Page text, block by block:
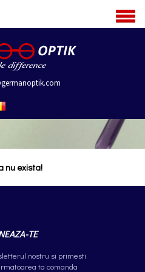
nu exista!
TE
nostru si primesti
ta comanda